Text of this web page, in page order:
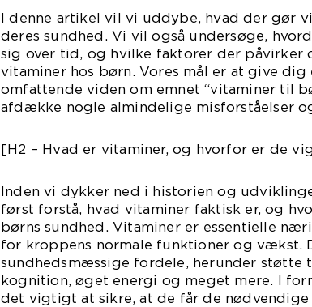
I denne artikel vil vi uddybe, hvad der gør
deres sundhed. Vi vil også undersøge,
sig over tid, og hvilke faktorer der påvirker
vitaminer hos børn. Vores mål er at give
omfattende viden om emnet “vitaminer til
afdække nogle almindelige misforståelser
[H2 – Hvad er vitaminer, og hvorfor er de
Inden vi dykker ned i historien og
først forstå, hvad vitaminer faktisk er, og
børns sundhed. Vitaminer er essentielle
for kroppens normale funktioner og vækst.
sundhedsmæssige fordele, herunder støtte
kognition, øget energi og meget mere. I
det vigtigt at sikre, at de får de